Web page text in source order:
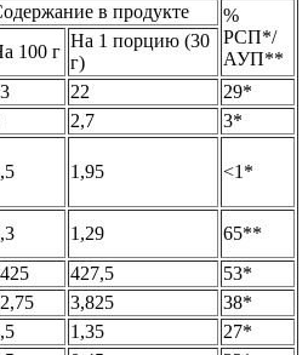
в продукте
%
РСП*/
АУП**
100 г
На 1 порцию (30
г)
22
29*
2,7
3*
1,95 ˂1*
1,29
65**
427,5
53*
3,825
38*
1,35
27*